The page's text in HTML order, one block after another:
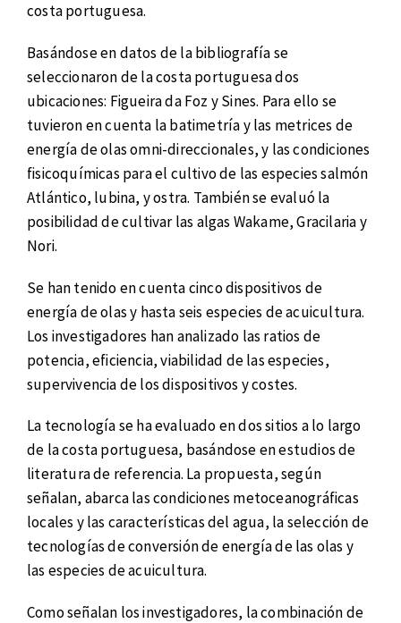
costa portuguesa.
Basándose en datos de la bibliografía se
seleccionaron de la costa portuguesa dos
ubicaciones: Figueira da Foz y Sines. Para ello se
tuvieron en cuenta la batimetría y las metrices de
energía de olas omni-direccionales, y las condiciones
fisicoquímicas para el cultivo de las especies salmón
Atlántico, lubina, y ostra. También se evaluó la
posibilidad de cultivar las algas Wakame, Gracilaria y
Nori.
Se han tenido en cuenta cinco dispositivos de
energía de olas y hasta seis especies de acuicultura.
Los investigadores han analizado las ratios de
potencia, eficiencia, viabilidad de las especies,
supervivencia de los dispositivos y costes.
La tecnología se ha evaluado en dos sitios a lo largo
de la costa portuguesa, basándose en estudios de
literatura de referencia. La propuesta, según
señalan, abarca las condiciones metoceanográficas
locales y las características del agua, la selección de
tecnologías de conversión de energía de las olas y
las especies de acuicultura.
Como señalan los investigadores, la combinación de